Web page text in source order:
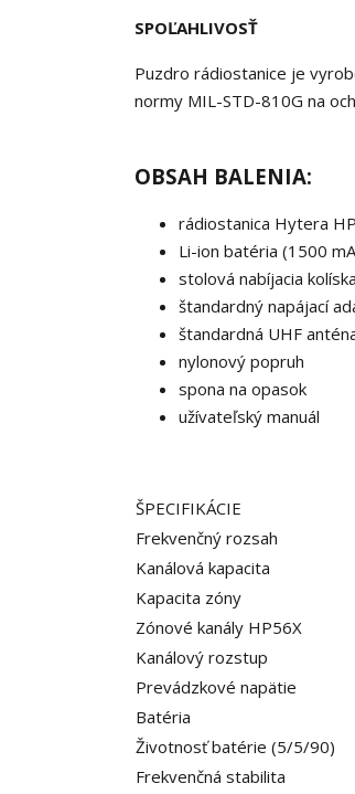
SPOĽAHLIVOSŤ
Puzdro rádiostanice je
normy MIL-STD-810G na
OBSAH BALENIA:
rádiostanica Hytera
Li-ion batéria (1500
stolová nabíjacia kolíska
štandardný napájací
štandardná UHF
nylonový popruh
spona na opasok
užívateľský manuál
ŠPECIFIKÁCIE
Frekvenčný rozsah
Kanálová kapacita
Kapacita zóny
Zónové kanály HP56X
Kanálový rozstup
Prevádzkové napätie
Batéria
Životnosť batérie (5/5/90)
Frekvenčná stabilita